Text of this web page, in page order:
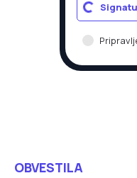
OBVESTILA